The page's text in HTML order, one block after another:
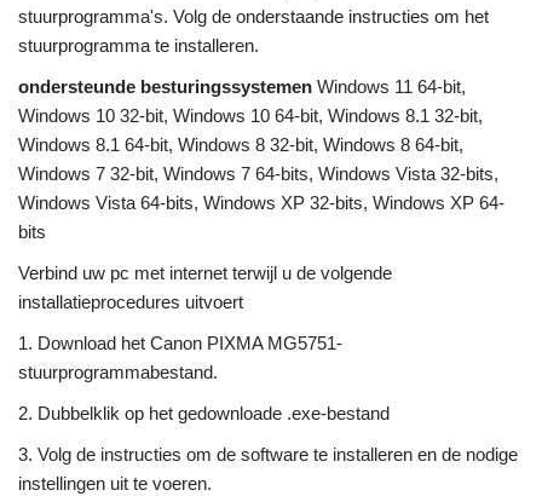
stuurprogramma's. Volg de onderstaande instructies om het
stuurprogramma te installeren.
ondersteunde besturingssystemen Windows 11 64-bit,
Windows 10 32-bit, Windows 10 64-bit, Windows 8.1 32-bit,
Windows 8.1 64-bit, Windows 8 32-bit, Windows 8 64-bit,
Windows 7 32-bit, Windows 7 64-bits, Windows Vista 32-bits,
Windows Vista 64-bits, Windows XP 32-bits, Windows XP 64-
bits
Verbind uw pc met internet terwijl u de volgende
installatieprocedures uitvoert
1. Download het Canon PIXMA MG5751-
stuurprogrammabestand.
2. Dubbelklik op het gedownloade .exe-bestand
3. Volg de instructies om de software te installeren en de nodige
instellingen uit te voeren.